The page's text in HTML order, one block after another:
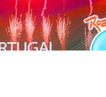
no Norte de
para férias
vinho, natureza e